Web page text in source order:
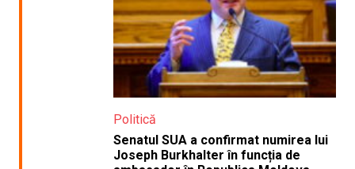
Politică
Senatul SUA a confirmat numirea lui
Joseph Burkhalter în funcția de